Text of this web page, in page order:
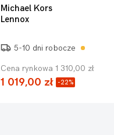
Michael Kors
Lennox
5-10 dni robocze
Cena rynkowa 1 310,00 zł
1 019,00 zł -22%